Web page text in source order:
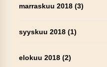
marraskuu 2018(3)
syyskuu 2018(1)
elokuu 2018(2)